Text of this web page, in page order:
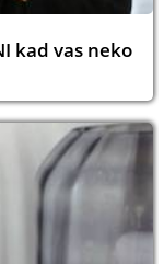
kad vas neko